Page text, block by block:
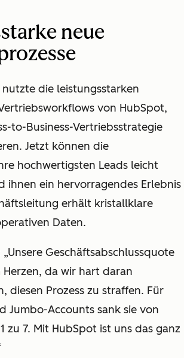
neue
die leistungsstarken
von HubSpot,
to-Business-Vertriebsstrategie
Jetzt können die
hochwertigsten Leads leicht
ihnen ein hervorragendes Erlebnis
erhält kristallklare
Daten.
Geschäftsabschlussquote
da wir hart daran
diesen Prozess zu straffen. Für
Jumbo-Accounts sank sie von
zu 7. Mit HubSpot ist uns das ganz